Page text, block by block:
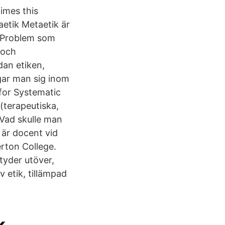
this
Metaetik är
som
etiken,
man sig inom
Systematic
skulle man
docent vid
College.
utöver,
etik, tillämpad